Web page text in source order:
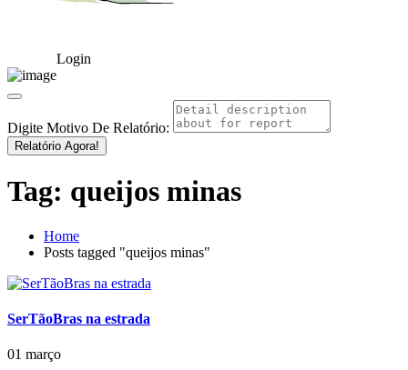
Login
Digite Motivo De Relatório:
Relatório Agora!
Tag: queijos minas
Home
Posts tagged "queijos minas"
SerTãoBras na estrada
01 março